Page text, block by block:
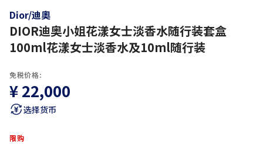
Dior/迪奧
DIOR迪奥小姐花漾女士淡香水随行装套盒
100ml花漾女士淡香水及10ml随行装
免税价格:
¥ 22,000
选择货币
限购